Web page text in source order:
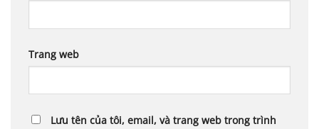
Trang web
Lưu tên của tôi, email, và trang web trong trình